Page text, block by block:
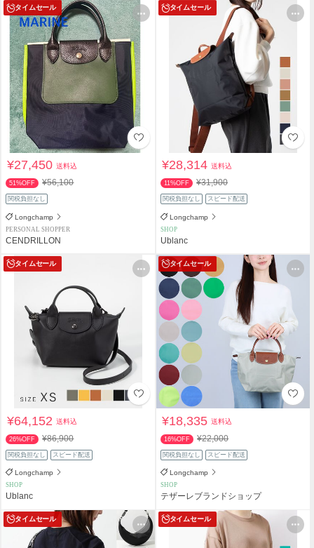
タイムセール
¥27,450送料込
51%OFF ¥56,100
関税負担なし
Longchamp
PERSONAL SHOPPER
CENDRILLON
タイムセール
¥28,314送料込
11%OFF ¥31,900
関税負担なし スピード配送
Longchamp
SHOP
Ublanc
タイムセール
¥64,152送料込
26%OFF ¥86,900
関税負担なし スピード配送
Longchamp
SHOP
Ublanc
タイムセール
¥18,335送料込
16%OFF ¥22,000
関税負担なし スピード配送
Longchamp
SHOP
テザーレブランドショップ
タイムセール タイムセール